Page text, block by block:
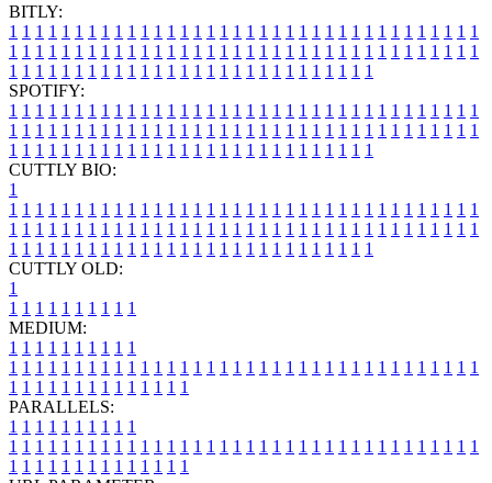
BITLY:
1 1 1 1 1 1 1 1 1 1 1 1 1 1 1 1 1 1 1 1 1 1 1 1 1 1 1 1 1 1 1 1 1 1 1 1
1 1 1 1 1 1 1 1 1 1 1 1 1 1 1 1 1 1 1 1 1 1 1 1 1 1 1 1 1 1 1 1 1 1 1 1
1 1 1 1 1 1 1 1 1 1 1 1 1 1 1 1 1 1 1 1 1 1 1 1 1 1 1 1
SPOTIFY:
1 1 1 1 1 1 1 1 1 1 1 1 1 1 1 1 1 1 1 1 1 1 1 1 1 1 1 1 1 1 1 1 1 1 1 1
1 1 1 1 1 1 1 1 1 1 1 1 1 1 1 1 1 1 1 1 1 1 1 1 1 1 1 1 1 1 1 1 1 1 1 1
1 1 1 1 1 1 1 1 1 1 1 1 1 1 1 1 1 1 1 1 1 1 1 1 1 1 1 1
CUTTLY BIO:
1
1 1 1 1 1 1 1 1 1 1 1 1 1 1 1 1 1 1 1 1 1 1 1 1 1 1 1 1 1 1 1 1 1 1 1 1
1 1 1 1 1 1 1 1 1 1 1 1 1 1 1 1 1 1 1 1 1 1 1 1 1 1 1 1 1 1 1 1 1 1 1 1
1 1 1 1 1 1 1 1 1 1 1 1 1 1 1 1 1 1 1 1 1 1 1 1 1 1 1 1
CUTTLY OLD:
1
1 1 1 1 1 1 1 1 1 1
MEDIUM:
1 1 1 1 1 1 1 1 1 1
1 1 1 1 1 1 1 1 1 1 1 1 1 1 1 1 1 1 1 1 1 1 1 1 1 1 1 1 1 1 1 1 1 1 1 1
1 1 1 1 1 1 1 1 1 1 1 1 1 1
PARALLELS:
1 1 1 1 1 1 1 1 1 1
1 1 1 1 1 1 1 1 1 1 1 1 1 1 1 1 1 1 1 1 1 1 1 1 1 1 1 1 1 1 1 1 1 1 1 1
1 1 1 1 1 1 1 1 1 1 1 1 1 1